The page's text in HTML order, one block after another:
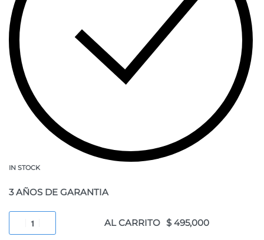
IN STOCK
3 AÑOS DE GARANTIA
AL CARRITO